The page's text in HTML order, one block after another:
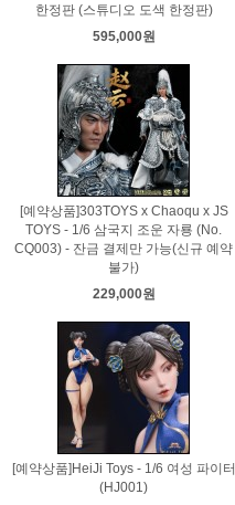
한정판 (스튜디오 도색 한정판)
595,000원
[예약상품]303TOYS x Chaoqu x JS
TOYS - 1/6 삼국지 조운 자룡 (No.
CQ003) - 잔금 결제만 가능(신규 예약
불가)
229,000원
[예약상품]HeiJi Toys - 1/6 여성 파이터
(HJ001)